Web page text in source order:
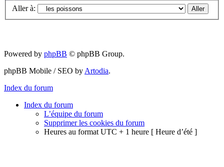
Aller à:
Powered by phpBB © phpBB Group.
phpBB Mobile / SEO by Artodia.
Index du forum
Index du forum
L’équipe du forum
Supprimer les cookies du forum
Heures au format UTC + 1 heure [ Heure d’été ]